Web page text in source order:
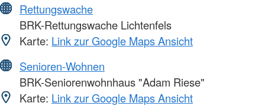
Rettungswache
BRK-Rettungswache Lichtenfels
Karte: Link zur Google Maps Ansicht
Senioren-Wohnen
BRK-Seniorenwohnhaus "Adam Riese"
Karte: Link zur Google Maps Ansicht